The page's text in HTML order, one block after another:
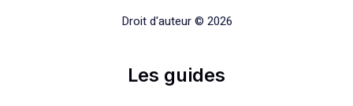
Droit d'auteur © 2026
Les guides